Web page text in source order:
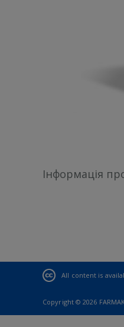
Інформація
All content is
Copyright © 2026